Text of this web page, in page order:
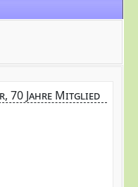
70 Jahre Mitglied